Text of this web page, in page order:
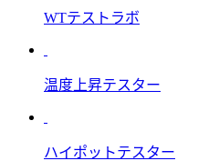
WTテストラボ
温度上昇テスター
ハイポットテスター